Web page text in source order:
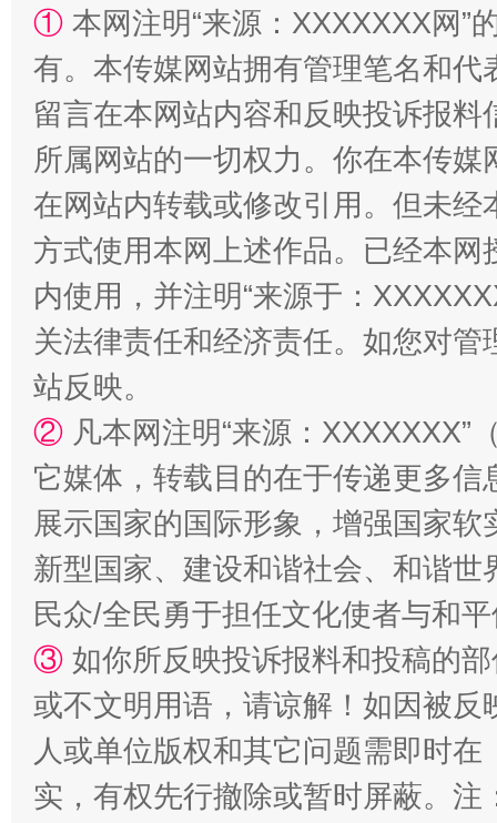
站台名比不上好声名
漫山遍野的桃花与雪山、麦地、白藏房 除
① 本网注明“来源：XXXXXXX网”
有。本传媒网站拥有管理笔名和
留言在本网站内容和反映投诉报
所属网站的一切权力。你在本传
在网站内转载或修改引用。但未
方式使用本网上述作品。已经本
内使用，并注明“来源于：
关法律责任和经济责任。如您对
站反映。
② 凡本网注明“来源：
它媒体，转载目的在于传递更多
展示国家的国际形象，增强国家
新型国家、建设和谐社会、和谐
民众/全民勇于担任文化使者与和
③ 如你所反映投诉报料和投稿的
或不文明用语，请谅解！如因被
人或单位版权和其它问题需即时在
实，有权先行撤除或暂时屏蔽。